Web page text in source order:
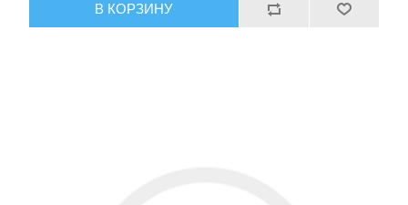
В КОРЗИНУ